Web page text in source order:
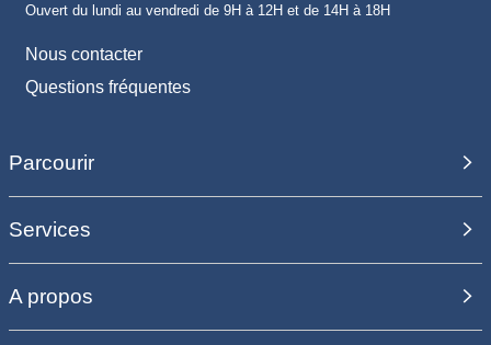
Ouvert du lundi au vendredi de 9H à 12H et de 14H à 18H
Nous contacter
Questions fréquentes
Parcourir
Services
A propos